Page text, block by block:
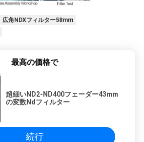
広角NDXフィルター58mm
最高の価格で
超細いND2-ND400フェーダー43mm
の変数Ndフィルター
続行